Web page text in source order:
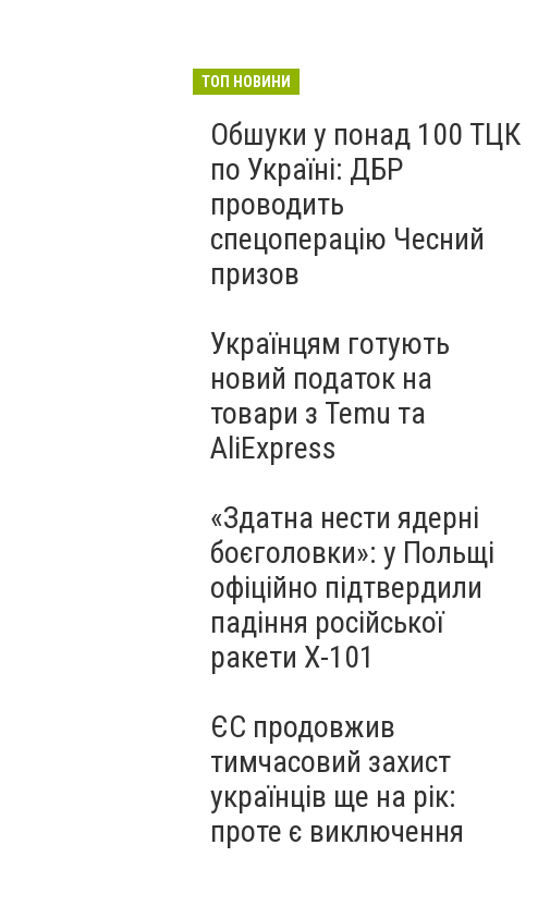
ТОП НОВИНИ
Обшуки у понад 100 ТЦК
по Україні: ДБР
проводить
спецоперацію Чесний
призов
Українцям готують
новий податок на
товари з Temu та
AliExpress
«Здатна нести ядерні
боєголовки»: у Польщі
офіційно підтвердили
падіння російської
ракети Х-101
ЄС продовжив
тимчасовий захист
українців ще на рік:
проте є виключення